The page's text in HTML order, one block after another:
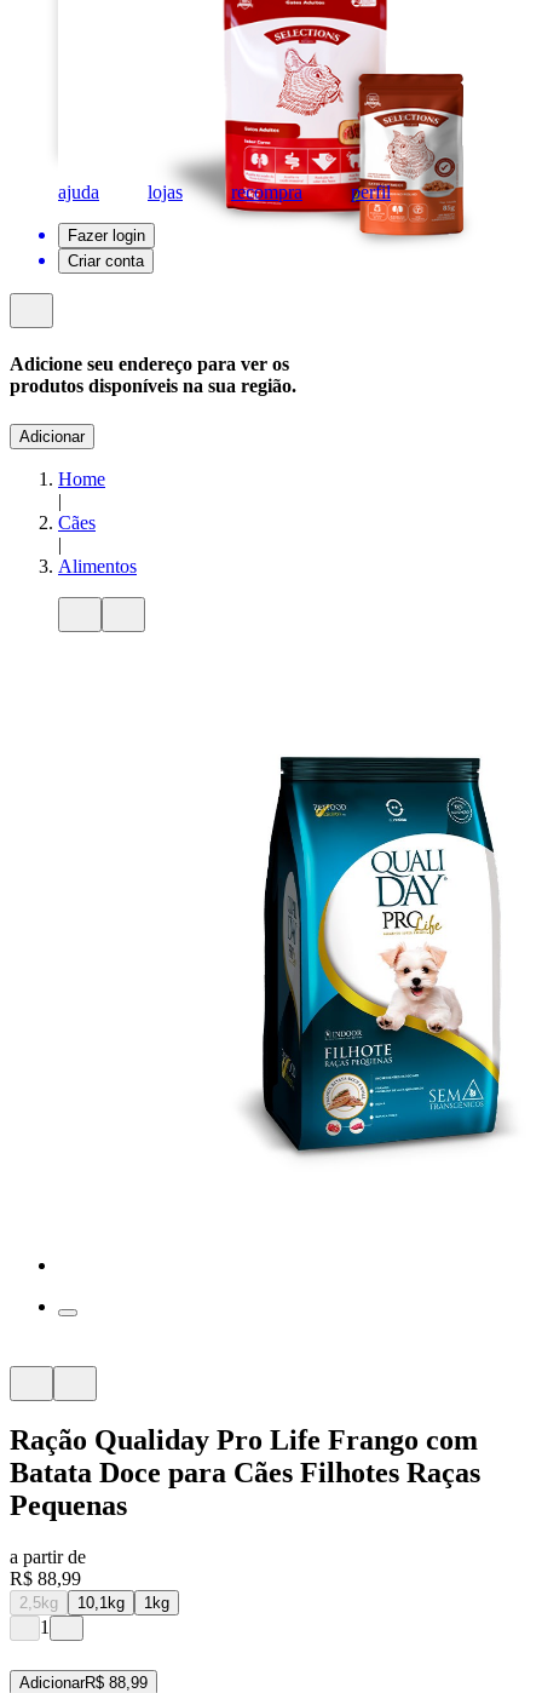
ajuda lojas recompra perfil
Fazer login
Criar conta
Adicione seu endereço para ver os
produtos disponíveis na sua região.
Adicionar
Home
|
Cães
|
Alimentos
Ração Qualiday Pro Life Frango com
Batata Doce para Cães Filhotes Raças
Pequenas
a partir de
R$ 88,99
2,5kg 10,1kg 1kg
1
AdicionarR$ 88,99